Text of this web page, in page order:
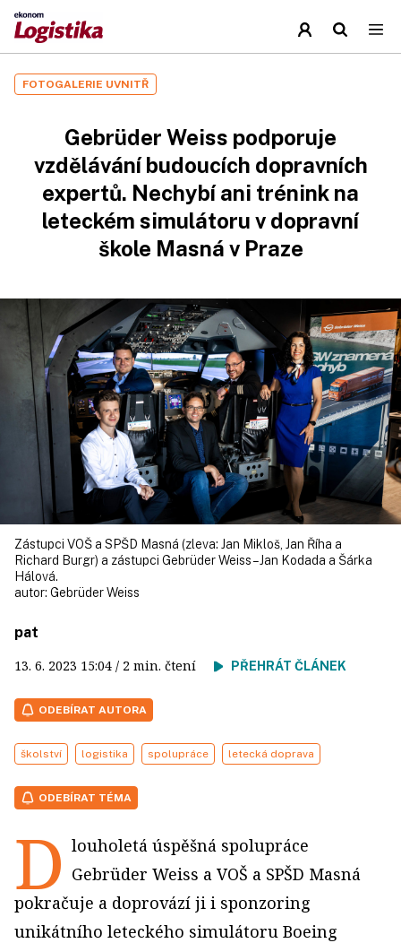
FOTOGALERIE UVNITŘ
Gebrüder Weiss podporuje
vzdělávání budoucích dopravních
expertů. Nechybí ani trénink na
leteckém simulátoru v dopravní
škole Masná v Praze
Zástupci VOŠ a SPŠD Masná (zleva: Jan Mikloš, Jan Říha a
Richard Burgr) a zástupci Gebrüder Weiss – Jan Kodada a Šárka
Hálová.
autor: Gebrüder Weiss
pat
13. 6. 2023 15:04 / 2 min. čtení PŘEHRÁT ČLÁNEK
ODEBÍRAT AUTORA
školství logistika spolupráce letecká doprava
ODEBÍRAT TÉMA
D louholetá úspěšná spolupráce
Gebrüder Weiss a VOŠ a SPŠD Masná
pokračuje a doprovází ji i sponzoring
unikátního leteckého simulátoru Boeing